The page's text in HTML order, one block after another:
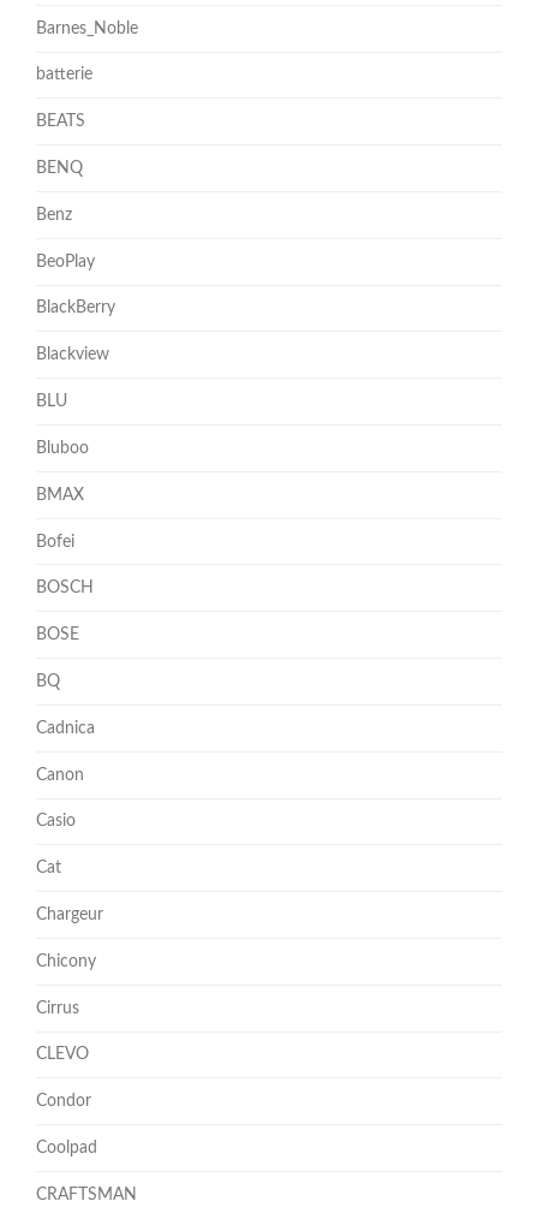
Barnes_Noble
batterie
BEATS
BENQ
Benz
BeoPlay
BlackBerry
Blackview
BLU
Bluboo
BMAX
Bofei
BOSCH
BOSE
BQ
Cadnica
Canon
Casio
Cat
Chargeur
Chicony
Cirrus
CLEVO
Condor
Coolpad
CRAFTSMAN